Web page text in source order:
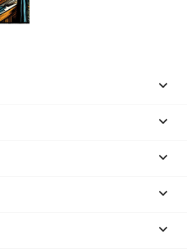




keyboard_arrow_down